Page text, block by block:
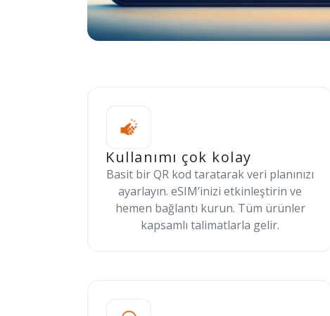
Kullanımı çok kolay
Basit bir QR kod taratarak veri planınızı
ayarlayın. eSIM’inizi etkinleştirin ve
hemen bağlantı kurun. Tüm ürünler
kapsamlı talimatlarla gelir.